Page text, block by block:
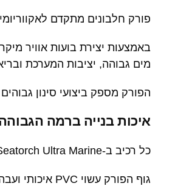
פורק חלבונים מתקדם
באמצעות יצירת בועות אוויר
מים גבוהה, יציבות המערכת
הפורק מספק ביצועי סינון
איכות בנייה ברמה
כל רכיב ב-Seatorch Ultra Marine תוכנן ויוצר תוך הקפדה על איכות, עמידות ואמינות לטווח ארוך.
גוף הפורק עשוי PVC איכותי ועבה במיוחד, המעניק קשיחות מבנית גבוהה ומפחית רעידות בזמן העבודה.